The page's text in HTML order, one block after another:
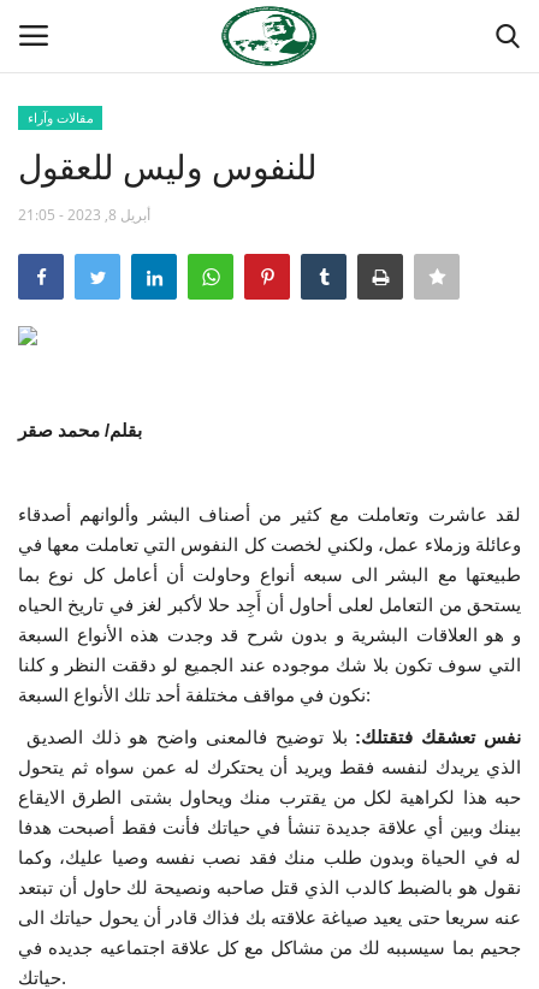
الصفحة الرئيسية
مدرسة الطليعة الوطنية
منتدى ناصر الدولي
فريق العمل
إرث جمال عبدالناصر
أخبار
شروط وأحكام منحة ناصر للقيادة الدولية
منحة ناصر للقيادة الدولية
مرجعياتنا
المواطن العالمي
الرواد
مقالات وآراء
للنفوس وليس للعقول
أبريل 8, 2023 - 21:05
بقلم/ محمد صقر
لقد عاشرت وتعاملت مع كثير من أصناف البشر وألوانهم أصدقاء
وعائلة وزملاء عمل، ولكني لخصت كل النفوس التي تعاملت معها في
طبيعتها مع البشر الى سبعه أنواع وحاولت أن أعامل كل نوع بما
يستحق من التعامل لعلى أحاول أن أَجِد حلا لأكبر لغز في تاريخ الحياه
و هو العلاقات البشرية و بدون شرح قد وجدت هذه الأنواع السبعة
التي سوف تكون بلا شك موجوده عند الجميع لو دققت النظر و كلنا
نكون في مواقف مختلفة أحد تلك الأنواع السبعة:
نفس تعشقك فتقتلك: بلا توضيح فالمعنى واضح هو ذلك الصديق
الذي يريدك لنفسه فقط ويريد أن يحتكرك له عمن سواه ثم يتحول
حبه هذا لكراهية لكل من يقترب منك ويحاول بشتى الطرق الايقاع
بينك وبين أي علاقة جديدة تنشأ في حياتك فأنت فقط أصبحت هدفا
له في الحياة وبدون طلب منك فقد نصب نفسه وصيا عليك، وكما
نقول هو بالضبط كالدب الذي قتل صاحبه ونصيحة لك حاول أن تبتعد
عنه سريعا حتى يعيد صياغة علاقته بك فذاك قادر أن يحول حياتك الى
جحيم بما سيسببه لك من مشاكل مع كل علاقة اجتماعيه جديده في
حياتك.